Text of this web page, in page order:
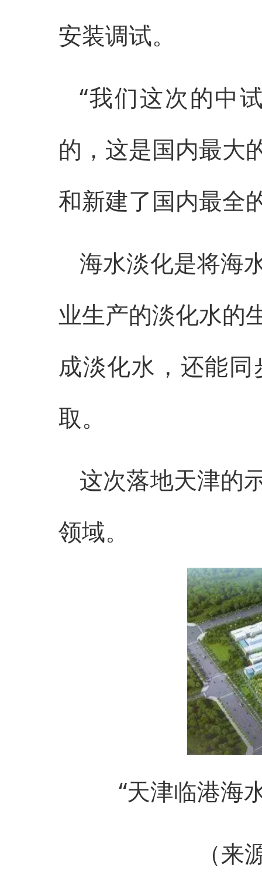
安装调试。
“我们这次的中
的，这是国内最大
和新建了国内最全
海水淡化是将海
业生产的淡化水的
成淡化水，还能
取。
这次落地天津的
领域。
“天津临港海
（